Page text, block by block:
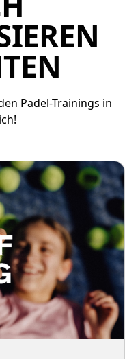
Padel-Trainings in